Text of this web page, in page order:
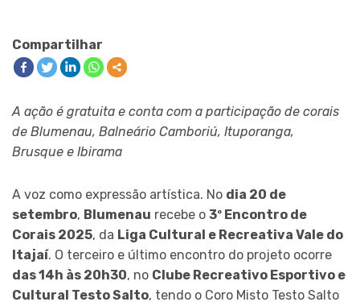
Compartilhar
A ação é gratuita e conta com a participação de corais
de Blumenau, Balneário Camboriú, Ituporanga,
Brusque e Ibirama
A voz como expressão artística. No dia 20 de
setembro, Blumenau recebe o 3º Encontro de
Corais 2025, da Liga Cultural e Recreativa Vale do
Itajaí. O terceiro e último encontro do projeto ocorre
das 14h às 20h30, no Clube Recreativo Esportivo e
Cultural Testo Salto, tendo o Coro Misto Testo Salto